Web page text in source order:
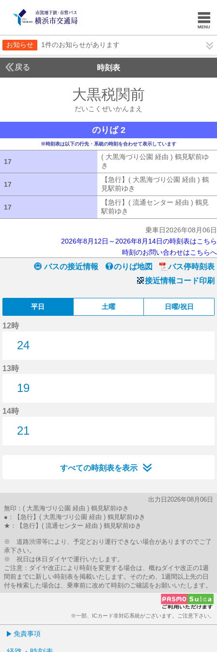
お知らせ 1件のお知らせがあります
戻る 時刻表
大黒税関前
だいこくぜいかんまえ
のりば 2
※時刻表は以下の行先・系統の時刻を合わせて表示しています
17
( 大黒海づり公園 経由 ) 鶴見駅前ゆ
き
17
【急行】( 大黒海づり公園 経由 ) 鶴
見駅前ゆき
17
【急行】( 流通センター 経由 ) 鶴見
駅前ゆき
乗車日2026年08月06日
2026年8月12日～2026年8月14日の時刻表はこちら
時刻のお問い合わせはこちらへ
バスの接近情報 のりば地図
バス停時刻表
接近情報コード印刷
平日 土曜 日曜/祝日
12時
24
13時
19
14時
21
すべての時刻表を表示
出力日2026年08月06日
無印：( 大黒海づり公園 経由 ) 鶴見駅前ゆき
●：【急行】( 大黒海づり公園 経由 ) 鶴見駅前ゆき
★：【急行】( 流通センター 経由 ) 鶴見駅前ゆき
※ 道路渋滞等により、予定どおり運行できない場合がありますのでご了
承下さい。
※ 祝日は休日ダイヤで運行いたします。
ご注意：ダイヤ改正により時刻を変更する場合は、概ねダイヤ改正の1週
間前までに新しい時刻表を掲載いたします。そのため、1週間以上先の日
付を検索した場合は、乗車前に改めて時刻のご確認をお願いいたします。
※一部、ICカード非対応系統がございます。ご注意下さい。
免責事項